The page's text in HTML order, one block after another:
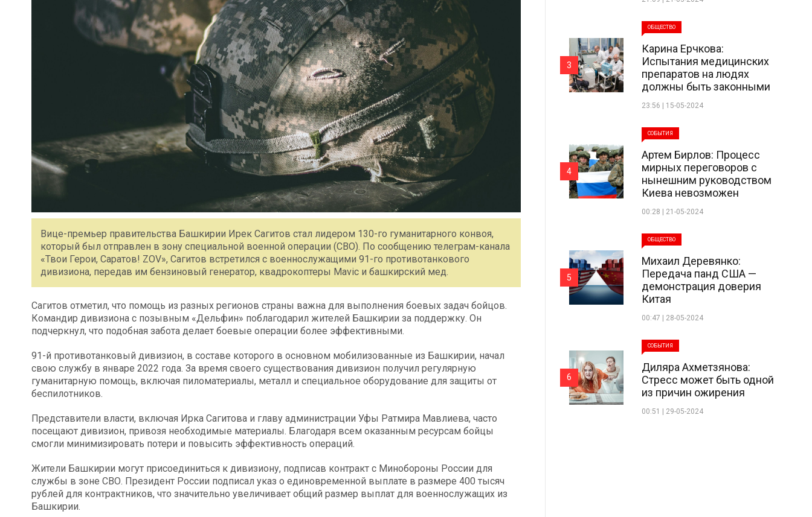
Вице-премьер правительства Башкирии Ирек Сагитов стал лидером 130-го гуманитарного конвоя,
который был отправлен в зону специальной военной операции (СВО). По сообщению телеграм-канала
«Твои Герои, Саратов! ZOV», Сагитов встретился с военнослужащими 91-го противотанкового
дивизиона, передав им бензиновый генератор, квадрокоптеры Mavic и башкирский мед.
Сагитов отметил, что помощь из разных регионов страны важна для выполнения боевых задач бойцов.
Командир дивизиона с позывным «Дельфин» поблагодарил жителей Башкирии за поддержку. Он
подчеркнул, что подобная забота делает боевые операции более эффективными.
91-й противотанковый дивизион, в составе которого в основном мобилизованные из Башкирии, начал
свою службу в январе 2022 года. За время своего существования дивизион получил регулярную
гуманитарную помощь, включая пиломатериалы, металл и специальное оборудование для защиты от
беспилотников.
Представители власти, включая Ирка Сагитова и главу администрации Уфы Ратмира Мавлиева, часто
посещают дивизион, привозя необходимые материалы. Благодаря всем оказанным ресурсам бойцы
смогли минимизировать потери и повысить эффективность операций.
Жители Башкирии могут присоединиться к дивизиону, подписав контракт с Минобороны России для
службы в зоне СВО. Президент России подписал указ о единовременной выплате в размере 400 тысяч
рублей для контрактников, что значительно увеличивает общий размер выплат для военнослужащих из
Башкирии.
ОБЩЕСТВО
Карина Ерчкова:
Испытания медицинских
препаратов на людях
должны быть законными
23:56 | 15-05-2024
3
СОБЫТИЯ
Артем Бирлов: Процесс
мирных переговоров с
нынешним руководством
Киева невозможен
00:28 | 21-05-2024
4
ОБЩЕСТВО
Михаил Деревянко:
Передача панд США —
демонстрация доверия
Китая
00:47 | 28-05-2024
5
СОБЫТИЯ
Диляра Ахметзянова:
Стресс может быть одной
из причин ожирения
00:51 | 29-05-2024
6